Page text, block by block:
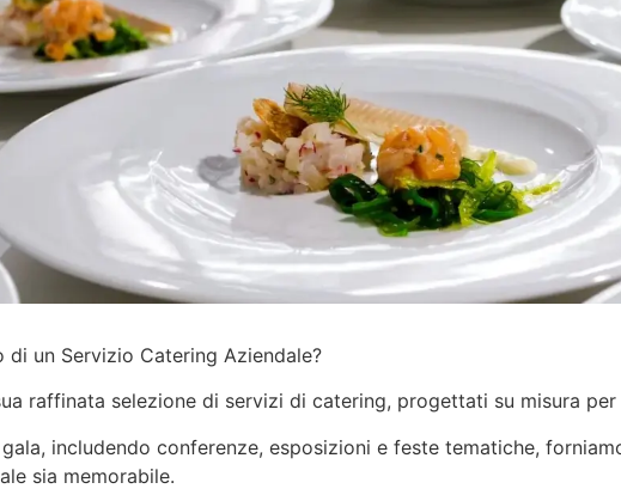
di un Servizio Catering Aziendale?
raffinata selezione di servizi di catering, progettati su misura
includendo conferenze, esposizioni e feste tematiche,
sia memorabile.